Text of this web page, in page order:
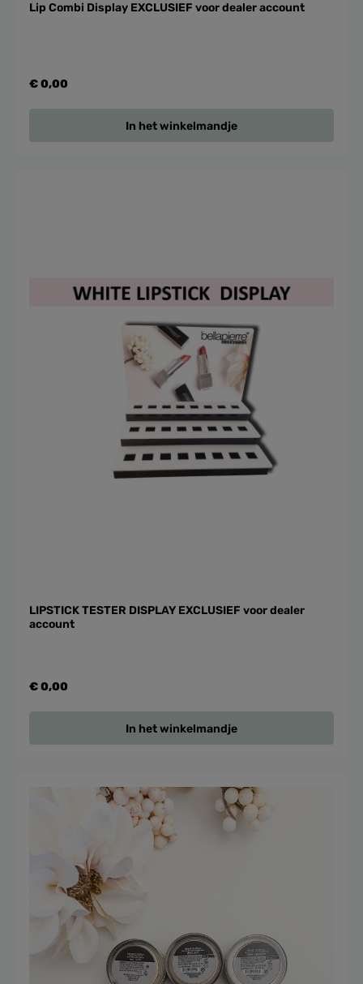
Lip Combi Display EXCLUSIEF voor dealer account
€ 0,00
In het winkelmandje
LIPSTICK TESTER DISPLAY EXCLUSIEF voor dealer
account
€ 0,00
In het winkelmandje